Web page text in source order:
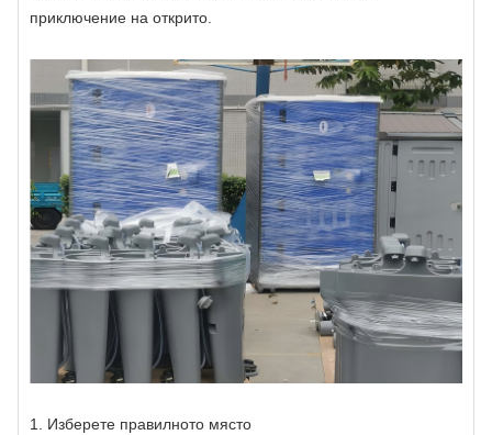
приключение на открито.
1. Изберете правилното място